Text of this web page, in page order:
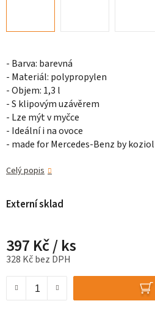
- Barva: barevná
- Materiál: polypropylen
- Objem: 1,3 l
- S klipovým uzávěrem
- Lze mýt v myčce
- Ideální i na ovoce
- made for Mercedes-Benz by koziol
Celý popis
Externí sklad
397 Kč/ ks
328 Kč bez DPH